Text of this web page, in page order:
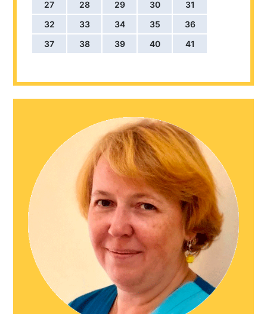
27 28 29 30
31
32
33 34 35
36
37
38 39 40 41